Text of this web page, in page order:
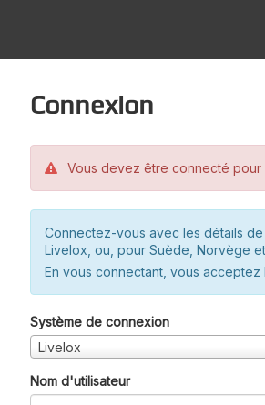
Connexion
Vous devez être connecté
Connectez-vous avec les détails
Livelox, ou, pour Suède, Norvège
En vous connectant, vous acceptez
Système de connexion
Livelox
Nom d'utilisateur